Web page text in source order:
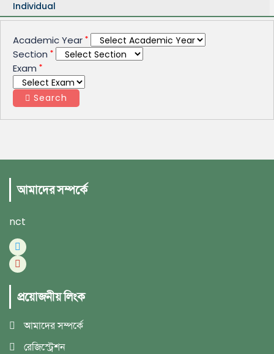
Individual
Academic Year
Section
Exam
Search
আমাদের সম্পর্কে
nct
প্রয়োজনীয় লিংক
আমাদের সম্পর্কে
রেজিস্ট্রেশন